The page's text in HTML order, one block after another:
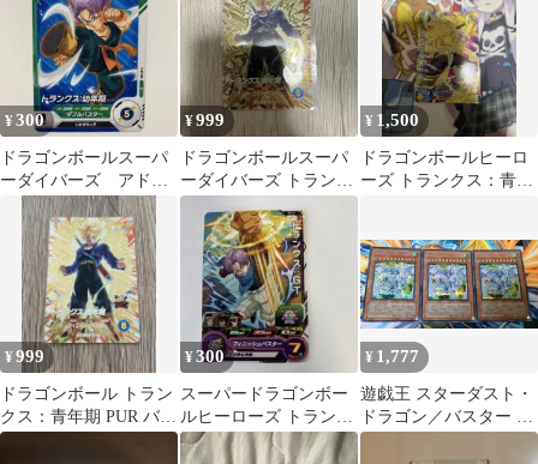
¥300
ドラゴンボールスーパ
ーダイバーズ アドバ
ンスパック トランク
ス:幼年期
¥999
ドラゴンボールスーパ
ーダイバーズ トランク
ス:青年期 超サイヤ人
¥ 1,500
ドラゴンボールヒーロ
ーズ トランクス：青年
¥999
ドラゴンボール トラン
クス：青年期 PUR バト
ルオブサイヤン
¥300
スーパードラゴンボー
ルヒーローズ トランク
ス：GT SH5-41
¥ 1,777
遊戯王 スターダスト・
ドラゴン／バスター シ
ークレット 3枚 シク